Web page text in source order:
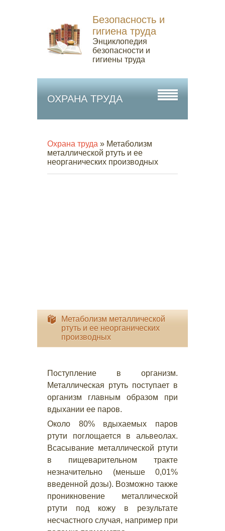
Безопасность и
гигиена труда
Энциклопедия
безопасности и
гигиены труда
ОХРАНА ТРУДА
Охрана труда » Метаболизм
металлической ртуть и ее
неорганических производных
Метаболизм металлической
ртуть и ее неорганических
производных
Поступление в организм.
Металлическая ртуть поступает в
организм главным образом при
вдыхании ее паров.
Около 80% вдыхаемых паров
ртути поглощается в альвеолах.
Всасывание металлической ртути
в пищеварительном тракте
незначительно (меньше 0,01%
введенной дозы). Возможно также
проникновение металлической
ртути под кожу в результате
несчастного случая, например при